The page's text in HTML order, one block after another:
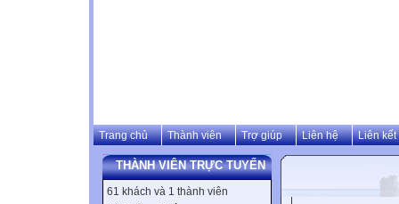
Trang chủ Thành viên Trợ giúp Liên hệ Liên kết
THÀNH VIÊN TRỰC TUYẾN
61 khách và 1 thành viên